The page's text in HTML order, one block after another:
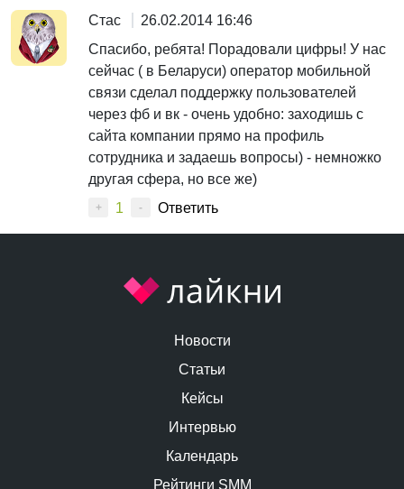
Стас
26.02.2014 16:46
Спасибо, ребята! Порадовали цифры! У нас
сейчас ( в Беларуси) оператор мобильной
связи сделал поддержку пользователей
через фб и вк - очень удобно: заходишь с
сайта компании прямо на профиль
сотрудника и задаешь вопросы) - немножко
другая сфера, но все же)
+ 1 - Ответить
Новости
Статьи
Кейсы
Интервью
Календарь
Рейтинги SMM